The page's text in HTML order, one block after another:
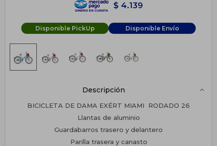
$ 4.139
Disponible PickUp Disponible Envío
Descripción
BICICLETA DE DAMA EXÉRT MIAMI RODADO 26
Llantas de aluminio
Guardabarros trasero y delantero
Parilla trasera y canasto